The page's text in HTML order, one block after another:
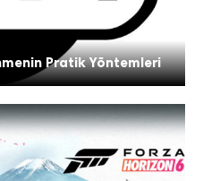
Pratik Yöntemleri